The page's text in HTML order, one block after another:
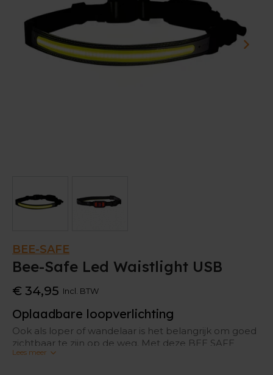
BEE-SAFE
Bee-Safe Led Waistlight USB
€ 34,95 Incl. BTW
Oplaadbare loopverlichting
Ook als loper of wandelaar is het belangrijk om goed
zichtbaar te zijn op de weg. Met deze BEE SAFE
heupverlichting ben je veilig.
Lees meer